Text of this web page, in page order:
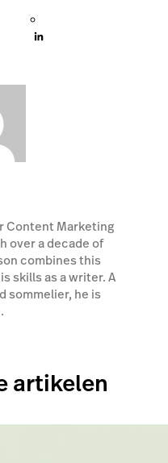
Content Marketing
over a decade of
combines this
skills as a writer. A
sommelier, he is
artikelen